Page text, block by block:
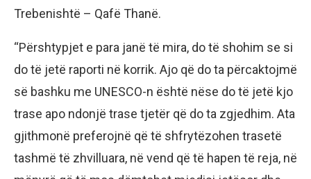
Trebenishtë – Qafë Thanë.
“Përshtypjet e para janë të mira, do të shohim se si
do të jetë raporti në korrik. Ajo që do ta përcaktojmë
së bashku me UNESCO-n është nëse do të jetë kjo
trase apo ndonjë trase tjetër që do ta zgjedhim. Ata
gjithmonë preferojnë që të shfrytëzohen trasetë
tashmë të zhvilluara, në vend që të hapen të reja, në